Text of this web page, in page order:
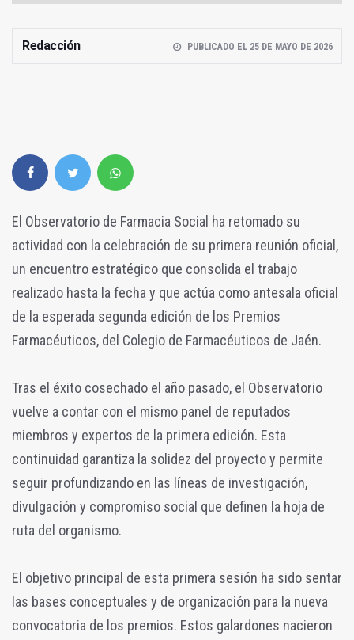
Redacción PUBLICADO EL 25 DE MAYO DE 2026
El Observatorio de Farmacia Social ha retomado su
actividad con la celebración de su primera reunión oficial,
un encuentro estratégico que consolida el trabajo
realizado hasta la fecha y que actúa como antesala oficial
de la esperada segunda edición de los Premios
Farmacéuticos, del Colegio de Farmacéuticos de Jaén.
Tras el éxito cosechado el año pasado, el Observatorio
vuelve a contar con el mismo panel de reputados
miembros y expertos de la primera edición. Esta
continuidad garantiza la solidez del proyecto y permite
seguir profundizando en las líneas de investigación,
divulgación y compromiso social que definen la hoja de
ruta del organismo.
El objetivo principal de esta primera sesión ha sido sentar
las bases conceptuales y de organización para la nueva
convocatoria de los premios. Estos galardones nacieron